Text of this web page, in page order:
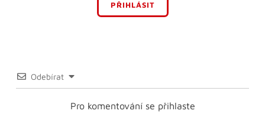
PŘIHLÁSIT
Odebírat
Pro komentování se přihlaste